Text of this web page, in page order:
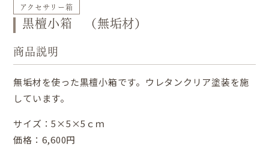
アクセサリー箱
黒檀小箱 （無垢材）
商品説明
無垢材を使った黒檀小箱です。ウレタンクリア塗装を施
しています。
サイズ：5×5×5ｃｍ
価格：6,600円